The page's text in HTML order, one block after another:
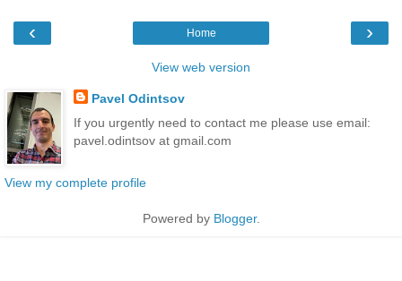
‹ ›
Home
View web version
Pavel Odintsov
If you urgently need to contact me please use email:
pavel.odintsov at gmail.com
View my complete profile
Powered by Blogger.